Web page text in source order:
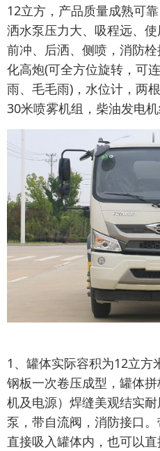
12立方，产品质量成熟可
洒水泵压力大、吸程远、使
前冲、后洒、侧喷，消防
化高炮(可全方位旋转，可
雨、毛毛雨)，水位计，两
30米喷雾机组，柴油发电机
1、罐体实际容积为12立
钢板一次卷压成型，罐体
机及电源）焊缝美观结实
泵，带自流阀，消防接口
直接吸入罐体内，也可以